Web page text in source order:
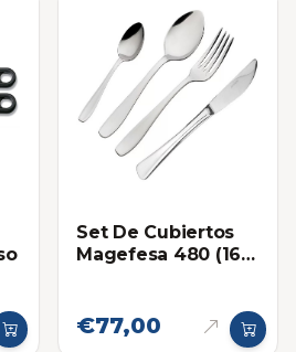
Set De Cubiertos
Magefesa 480 (16
€77,00